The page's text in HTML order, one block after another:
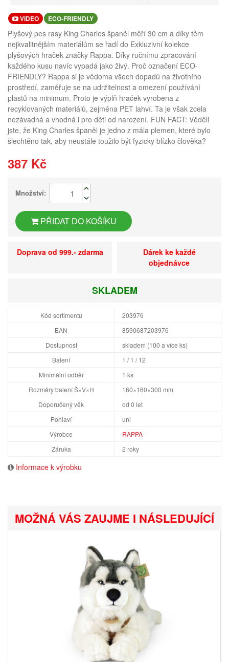
VIDEO ECO-FRIENDLY
Plyšový pes rasy King Charles španěl měří 30 cm a díky těm
nejkvalitnějším materiálům se řadí do Exkluzivní kolekce
plyšových hraček značky Rappa. Díky ručnímu zpracování
každého kusu navíc vypadá jako živý. Proč označení ECO-
FRIENDLY? Rappa si je vědoma všech dopadů na životního
prostředí, zaměřuje se na udržitelnost a omezení používání
plastů na minimum. Proto je výplň hraček vyrobena z
recyklovaných materiálů, zejména PET lahví. Ta je však zcela
nezávadná a vhodná i pro děti od narození. FUN FACT: Věděli
jste, že King Charles španěl je jedno z mála plemen, které bylo
šlechtěno tak, aby neustále toužilo být fyzicky blízko člověka?
387 Kč
Množství:
PŘIDAT DO KOŠÍKU
Doprava od 999.- zdarma
Dárek ke každé
objednávce
SKLADEM
Kód sortimentu
203976
EAN
8590687203976
Dostupnost
skladem (100 a více ks)
Balení
1 / 1 / 12
Minimální odběr
1 ks
Rozměry balení Š×V×H
160×160×300 mm
Doporučený věk
od 0 let
Pohlaví
uni
Výrobce
RAPPA
Záruka
2 roky
Informace k výrobku
MOŽNÁ VÁS ZAUJME I NÁSLEDUJÍCÍ